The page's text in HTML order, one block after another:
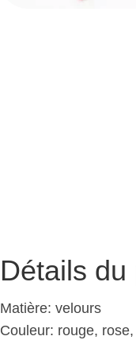
Détails du
Matière: velours
Couleur: rouge,